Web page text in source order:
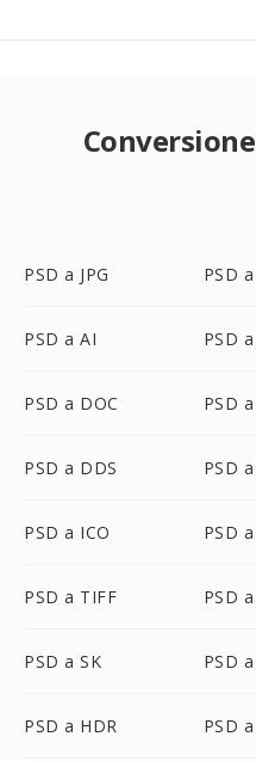
PSD a JPG PSD
PSD a AI PSD
PSD a DOC PSD
PSD a DDS PSD
PSD a ICO PSD
PSD a TIFF PSD
PSD a SK PSD
PSD a HDR PSD